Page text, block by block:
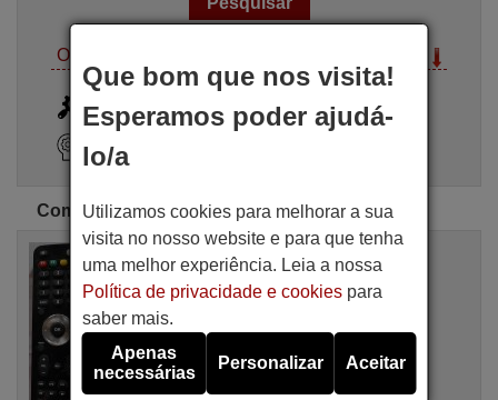
Opções de pesquisa
Busca Avançada
Assistente de pesquisa
Comandos originais BLOM-X
BLOM-X BLOM-X001
Não disponível
BLOM-X
Que bom que nos visita!
Esperamos poder ajudá-
lo/a
Utilizamos cookies para melhorar a sua
visita no nosso website e para que tenha
uma melhor experiência. Leia a nossa
Política de privacidade e cookiespara
saber mais.
Apenas
necessárias
Personalizar Aceitar